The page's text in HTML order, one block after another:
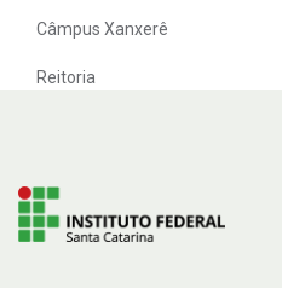
Câmpus Xanxerê
Reitoria